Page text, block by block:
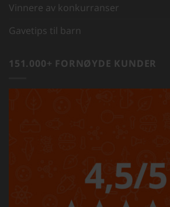
Vinnere av konkurranser
Gavetips til barn
151.000+ FORNØYDE KUNDER